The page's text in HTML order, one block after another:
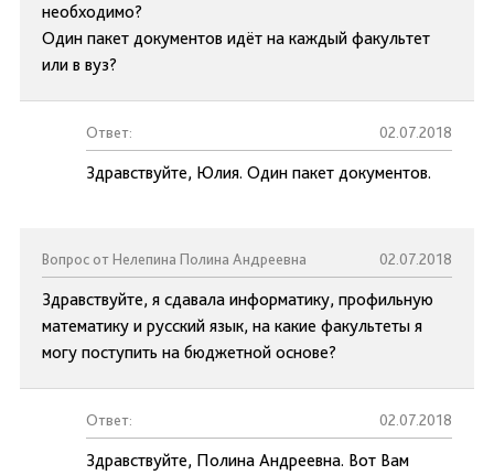
необходимо?
Один пакет документов идёт на каждый факультет
или в вуз?
Ответ: 02.07.2018
Здравствуйте, Юлия. Один пакет документов.
Вопрос от Нелепина Полина Андреевна 02.07.2018
Здравствуйте, я сдавала информатику, профильную
математику и русский язык, на какие факультеты я
могу поступить на бюджетной основе?
Ответ: 02.07.2018
Здравствуйте, Полина Андреевна. Вот Вам